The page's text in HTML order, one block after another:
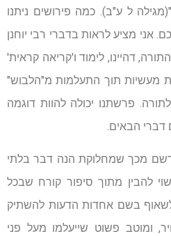
ל ע"ב). כמה פירושים ניתנו
אני מציע לראות בדברי רבי יוחנן
דהיינו, לימוד ו'קריאה קראית'
מעשיות תוך התעלמות מ"הלבוש"
פרשתנו יכולה להוות דוגמה
דברי הבאים.
מכך שמחלוקת הנה דבר בלתי
להבין מתוך סיפור קורח שבכל
בשם אחדות הדעות להשתיק
ומוטב פשוט שייעלמו מעל פני